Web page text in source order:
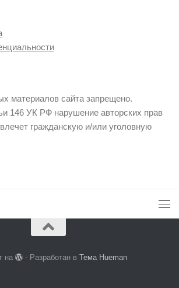
материалов сайта запрещено.
146 УК РФ нарушение авторских прав
гражданскую и/или уголовную
на - Разработан вТема Hueman